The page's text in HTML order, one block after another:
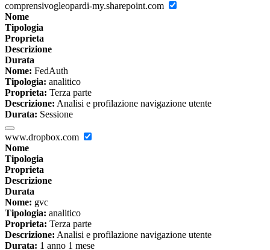
comprensivogleopardi-my.sharepoint.com
Nome
Tipologia
Proprieta
Descrizione
Durata
Nome: FedAuth
Tipologia: analitico
Proprieta: Terza parte
Descrizione: Analisi e profilazione navigazione utente
Durata: Sessione
www.dropbox.com
Nome
Tipologia
Proprieta
Descrizione
Durata
Nome: gvc
Tipologia: analitico
Proprieta: Terza parte
Descrizione: Analisi e profilazione navigazione utente
Durata: 1 anno 1 mese